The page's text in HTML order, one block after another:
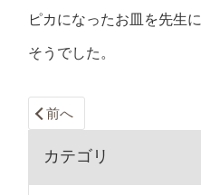
ピカになったお皿を先生
そうでした。
前へ
カテゴリ